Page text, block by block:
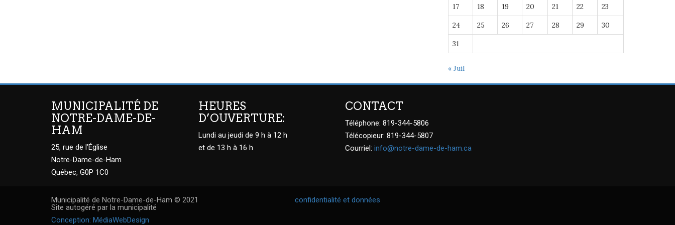
17 18 19 20 21 22 23
24 25 26 27 28 29 30
31
« Juil
MUNICIPALITÉ DE
NOTRE-DAME-DE-
HAM
25, rue de l'Église
Notre-Dame-de-Ham
Québec, G0P 1C0
HEURES
D’OUVERTURE:
Lundi au jeudi de 9 h à 12 h
et de 13 h à 16 h
CONTACT
Téléphone: 819-344-5806
Télécopieur: 819-344-5807
Courriel: info@notre-dame-de-ham.ca
Municipalité de Notre-Dame-de-Ham © 2021
Site autogéré par la municipalité
Conception: MédiaWebDesign
confidentialité et données